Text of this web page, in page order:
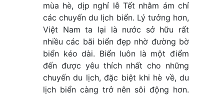
mùa hè, dịp nghỉ lễ Tết nhằm ám chỉ
các chuyến du lịch biển. Lý tưởng hơn,
Việt Nam ta lại là nước sở hữu rất
nhiều các bãi biển đẹp nhờ đường bờ
biển kéo dài. Biển luôn là một điểm
đến được yêu thích nhất cho những
chuyến du lịch, đặc biệt khi hè về, du
lịch biển càng trở nên sôi động hơn.